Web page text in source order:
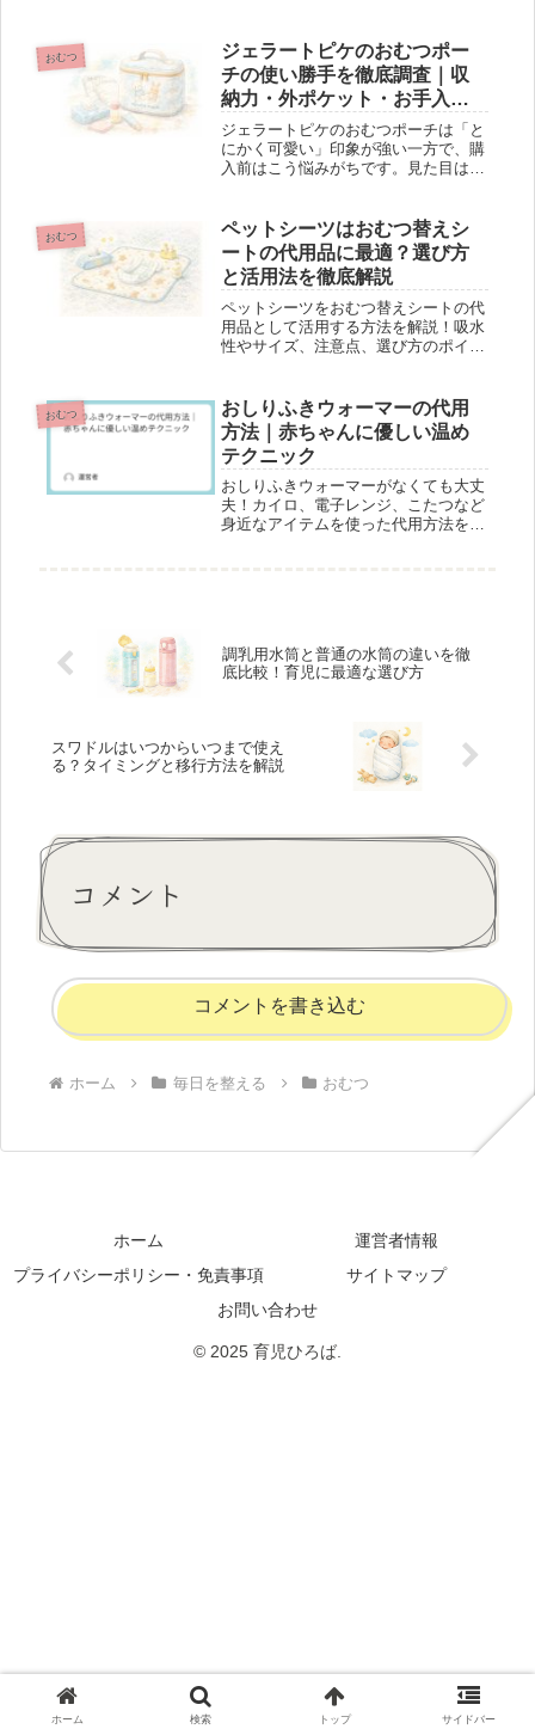
おむつ
ジェラートピケのおむつポー
チの使い勝手を徹底調査｜収
納力・外ポケット・お手入れ
まで
ジェラートピケのおむつポーチは「と
にかく可愛い」印象が強い一方で、購
入前はこう悩みがちです。見た目は好
は足りる？汚れたときの手入れは面倒
じゃない？この記事では、上の疑問に
答...
おむつ
ペットシーツはおむつ替えシ
ートの代用品に最適？選び方
と活用法を徹底解説
ペットシーツをおむつ替えシートの代
用品として活用する方法を解説！吸水
性やサイズ、注意点、選び方のポイン
おむつ
おしりふきウォーマーの代用
方法｜赤ちゃんに優しい温め
テクニック
おしりふきウォーマーがなくても大丈
夫！カイロ、電子レンジ、こたつなど
身近なアイテムを使った代用方法を詳
調乳用水筒と普通の水筒の違いを徹
底比較！育児に最適な選び方
スワドルはいつからいつまで使え
る？タイミングと移行方法を解説
コメント
コメントを書き込む
ホーム 毎日を整える おむつ
ホーム
運営者情報
プライバシーポリシー・免責事項
サイトマップ
お問い合わせ
© 2025 育児ひろば.
ホーム 検索 トップ サイドバー